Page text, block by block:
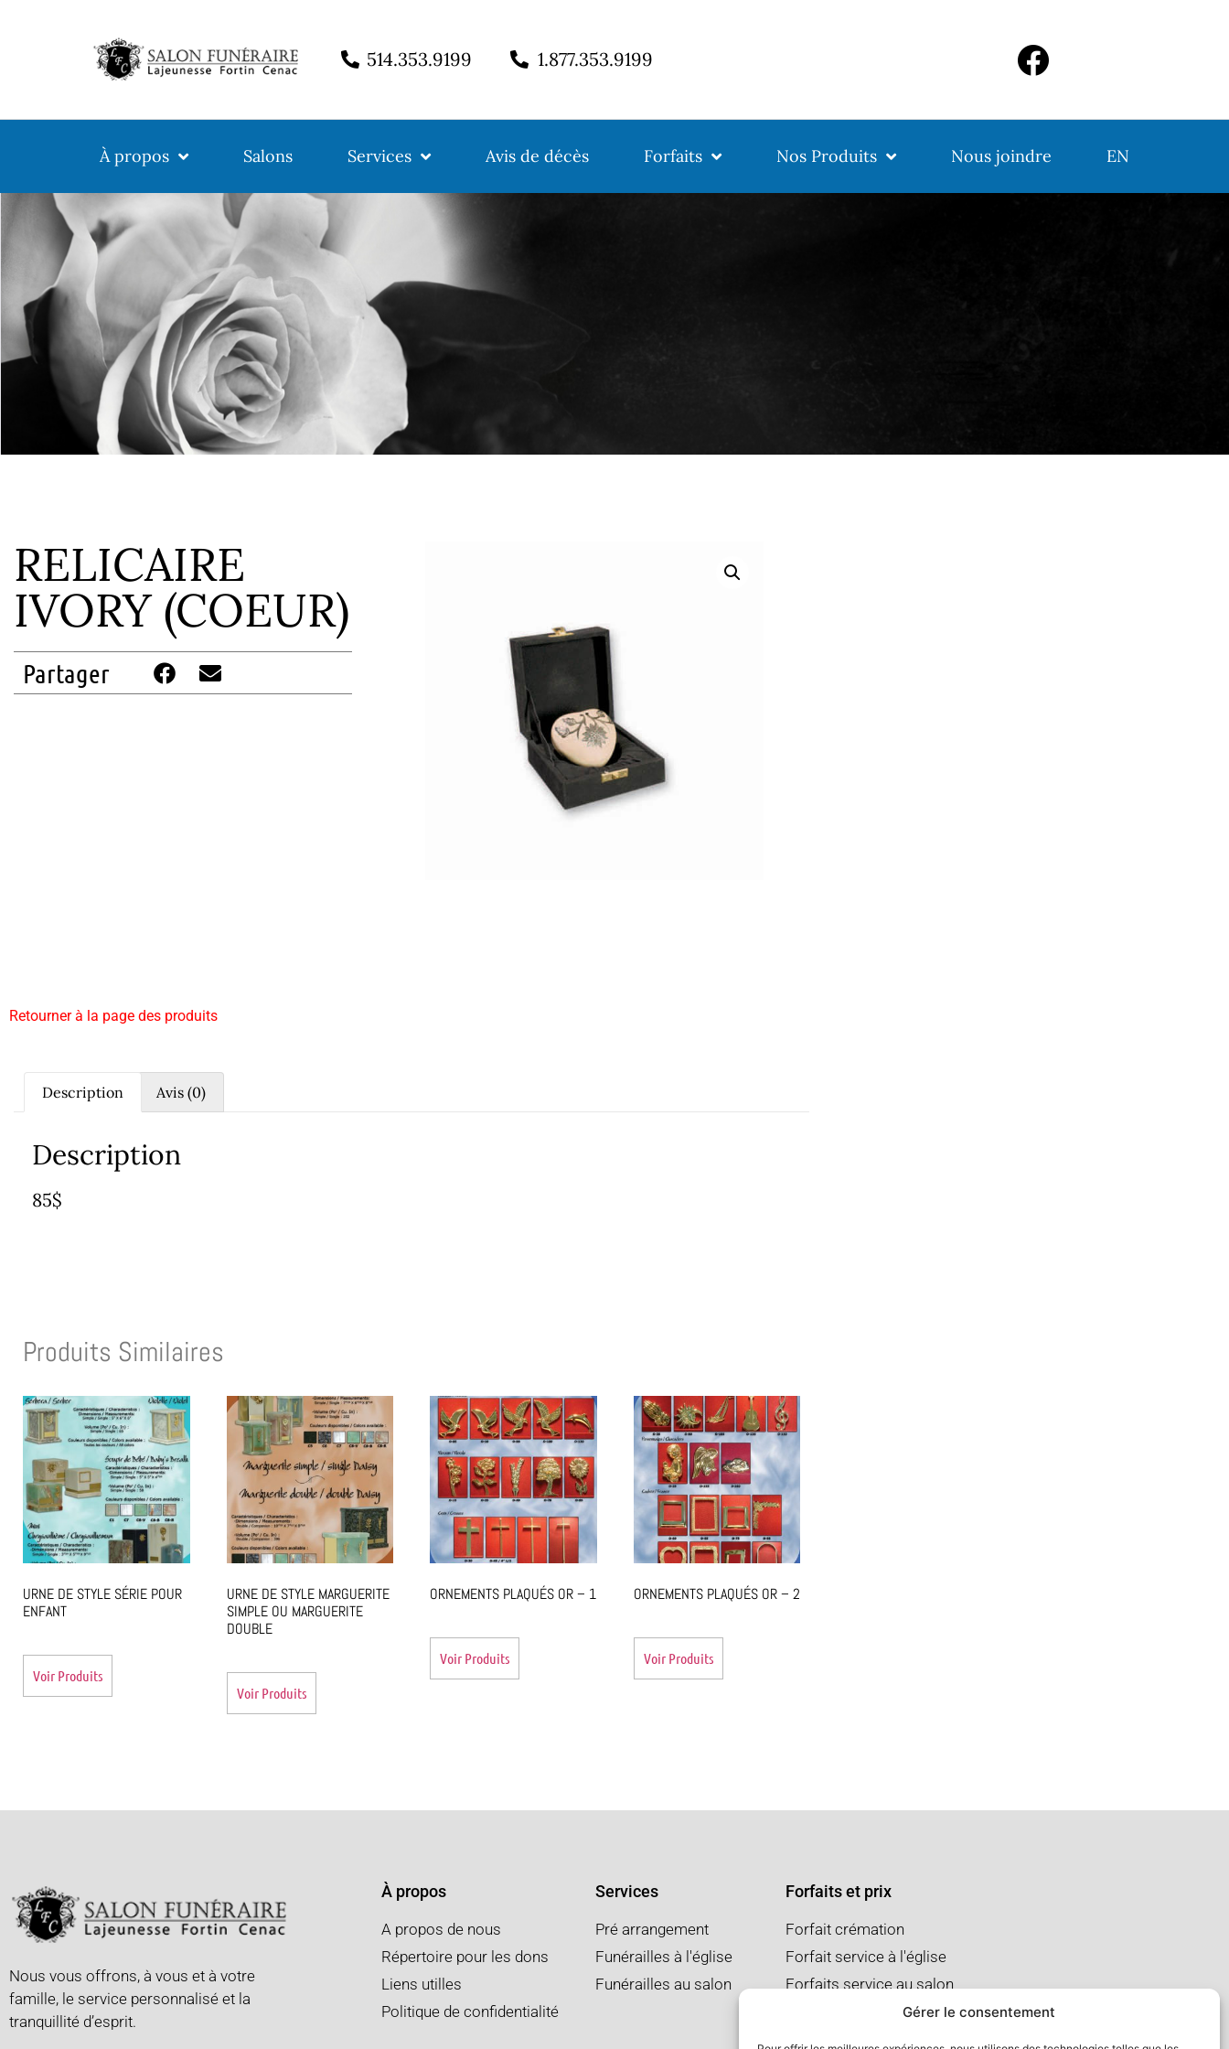
Gérer le consentement
514.353.9199 1.877.353.9199
À propos Salons Services Avis de décès Forfaits Nos Produits Nous joindre EN
RELICAIRE
IVORY (COEUR)
Partager
Retourner à la page des produits
Description Avis (0)
Description
85$
Produits Similaires
URNE DE STYLE SÉRIE POUR
ENFANT
Voir Produits
URNE DE STYLE MARGUERITE
SIMPLE OU MARGUERITE
DOUBLE
Voir Produits
ORNEMENTS PLAQUÉS OR – 1
Voir Produits
ORNEMENTS PLAQUÉS OR – 2
Voir Produits
Nous vous offrons, à vous et à votre
famille, le service personnalisé et la
tranquillité d’esprit.
À propos
A propos de nous
Répertoire pour les dons
Liens utilles
Politique de confidentialité
Services
Pré arrangement
Funérailles à l'église
Funérailles au salon
Forfaits et prix
Forfait crémation
Forfait service à l'église
Forfaits service au salon